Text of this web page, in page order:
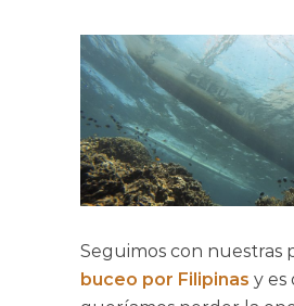
Seguimos con nuestras
buceo por Filipinas y es